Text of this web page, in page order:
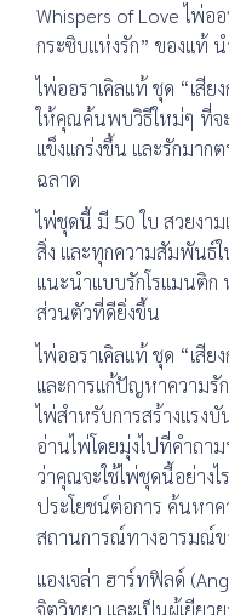
Whispers of Love ไพ่ออ
กระซิบแห่งรัก” ของแท้ น
ไพ่ออราเคิลแท้ ชุด “เสีย
ให้คุณค้นพบวิธีใหม่ๆ ที่จ
แข็งแกร่งขึ้น และรักมาก
ฉลาด
ไพ่ชุดนี้ มี 50 ใบ สวยงาม
สิ่ง และทุกความสัมพันธ์
แนะนำแบบรักโรแมนติก
ส่วนตัวที่ดียิ่งขึ้น
ไพ่ออราเคิลแท้ ชุด “เสี
และการแก้ปัญหาความรั
ไพ่สำหรับการสร้างแรง
อ่านไพ่โดยมุ่งไปที่คำถา
ว่าคุณจะใช้ไพ่ชุดนี้อย่าง
ประโยชน์ต่อการ ค้นหาค
สถานการณ์ทางอารมณ์
แองเจล่า ฮาร์ทฟิลด์
จิตวิทยา และเป็นผู้เยียว